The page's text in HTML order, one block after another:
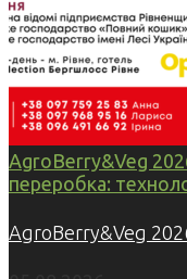
AgroBerry&Veg
переробка:
AgroBerry&Veg